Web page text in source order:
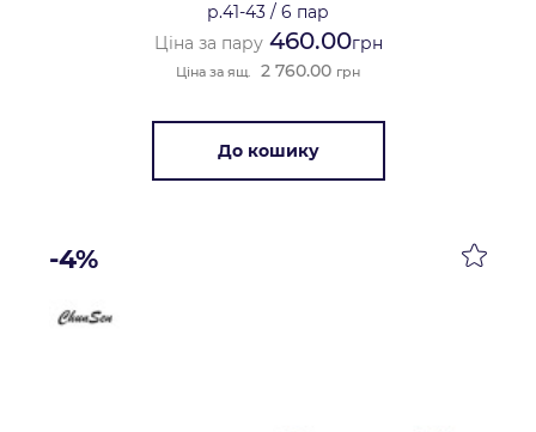
р.41-43 / 6 пар
Ціна за пару460.00грн
Ціна за ящ. 2 760.00 грн
До кошику
-4%